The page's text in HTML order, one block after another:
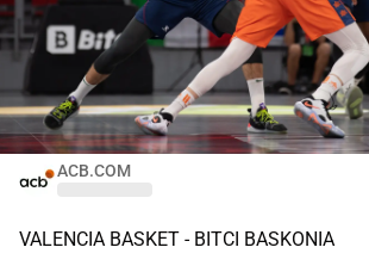
ACB.COM
VALENCIA BASKET - BITCI BASKONIA